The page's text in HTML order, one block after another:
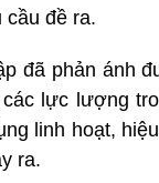
cầu đề ra.
đã phản ánh
lực lượng
linh hoạt,
ra.